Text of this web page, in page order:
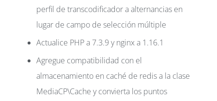
perfil de transcodificador a alternancias en
lugar de campo de selección múltiple
Actualice PHP a 7.3.9 y nginx a 1.16.1
Agregue compatibilidad con el
almacenamiento en caché de redis a la clase
MediaCP\Cache y convierta los puntos